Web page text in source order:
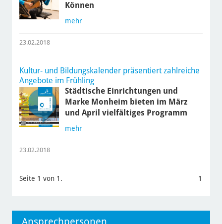
Können
mehr
23.02.2018
Kultur- und Bildungskalender präsentiert zahlreiche
Angebote im Frühling
Städtische Einrichtungen und
Marke Monheim bieten im März
und April vielfältiges Programm
mehr
23.02.2018
Seite 1 von 1. 1
Ansprechpersonen